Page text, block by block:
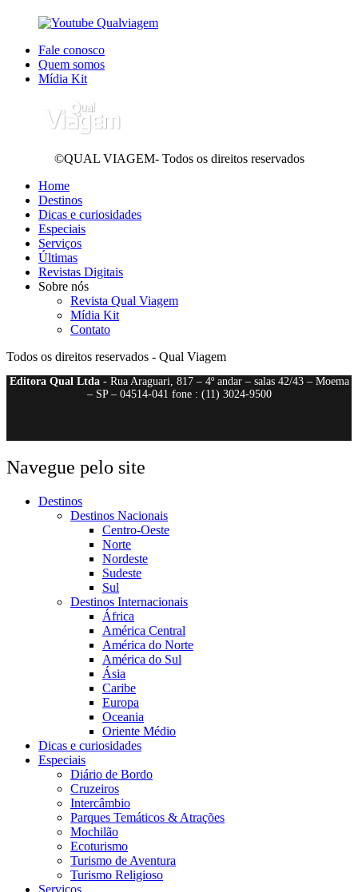
Fale conosco
Quem somos
Mídia Kit
©QUAL VIAGEM- Todos os direitos reservados
Home
Destinos
Dicas e curiosidades
Especiais
Serviços
Últimas
Revistas Digitais
Sobre nós
Revista Qual Viagem
Mídia Kit
Contato
Todos os direitos reservados - Qual Viagem
Editora Qual Ltda- Rua Araguari, 817 – 4º andar – salas 42/43 – Moema
– SP – 04514-041 fone : (11) 3024-9500
Navegue pelo site
Destinos
Destinos Nacionais
Centro-Oeste
Norte
Nordeste
Sudeste
Sul
Destinos Internacionais
África
América Central
América do Norte
América do Sul
Ásia
Caribe
Europa
Oceania
Oriente Médio
Dicas e curiosidades
Especiais
Diário de Bordo
Cruzeiros
Intercâmbio
Parques Temáticos & Atrações
Mochilão
Ecoturismo
Turismo de Aventura
Turismo Religioso
Serviços